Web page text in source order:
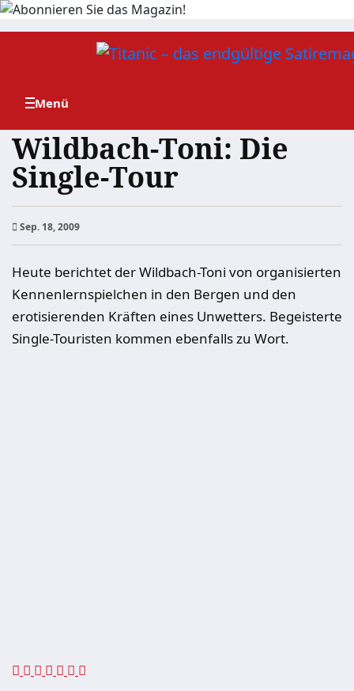
Zum
Wildbach-Toni: Die
Single-Tour
Sep. 18, 2009
Heute berichtet der Wildbach-Toni von organisierten
Kennenlernspielchen in den Bergen und den
erotisierenden Kräften eines Unwetters. Begeisterte
Single-Touristen kommen ebenfalls zu Wort.